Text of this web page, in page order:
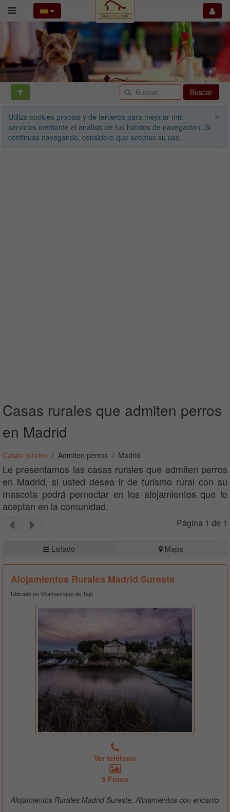
Buscar
Utilizo cookies propias y de terceros para mejorar mis
servicios mediante el análisis de tus hábitos de navegación. Si
continuas navegando, considero que aceptas su uso.
Casas rurales que admiten perros
en Madrid
Casas rurales Admiten perros Madrid
Le presentamos las casas rurales que admiten perros
en Madrid, si usted desea ir de turismo rural con su
mascota podrá pernoctar en los alojamientos que lo
aceptan en la comunidad.
Página 1 de 1
Listado Mapa
Alojamientos Rurales Madrid Sureste
Ubicado en Villamanrique de Tajo
Ver teléfono
5 Fotos
Alojamientos Rurales Madrid Sureste, Alojamientos con encanto